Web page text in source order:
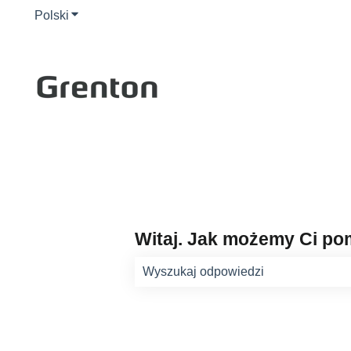
Polski Pokaż podmenu do tłumaczenia
Witaj. Jak możemy Ci